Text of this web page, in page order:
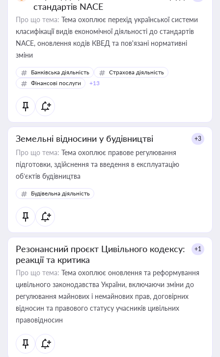
стандартів NACE
Про що тема: Тема охоплює перехід української системи
класифікації видів економічної діяльності до стандартів
NACE, оновлення кодів КВЕД та пов'язані нормативні
зміни
Банківська діяльність
Страхова діяльність
Фінансові послуги
+13
Земельні відносини у будівництві +3
Про що тема: Тема охоплює правове регулювання
підготовки, здійснення та введення в експлуатацію
об’єктів будівництва
Будівельна діяльність
Резонансний проєкт Цивільного кодексу:
реакції та критика
+1
Про що тема: Тема охоплює оновлення та реформування
цивільного законодавства України, включаючи зміни до
регулювання майнових і немайнових прав, договірних
відносин та правового статусу учасників цивільних
правовідносин